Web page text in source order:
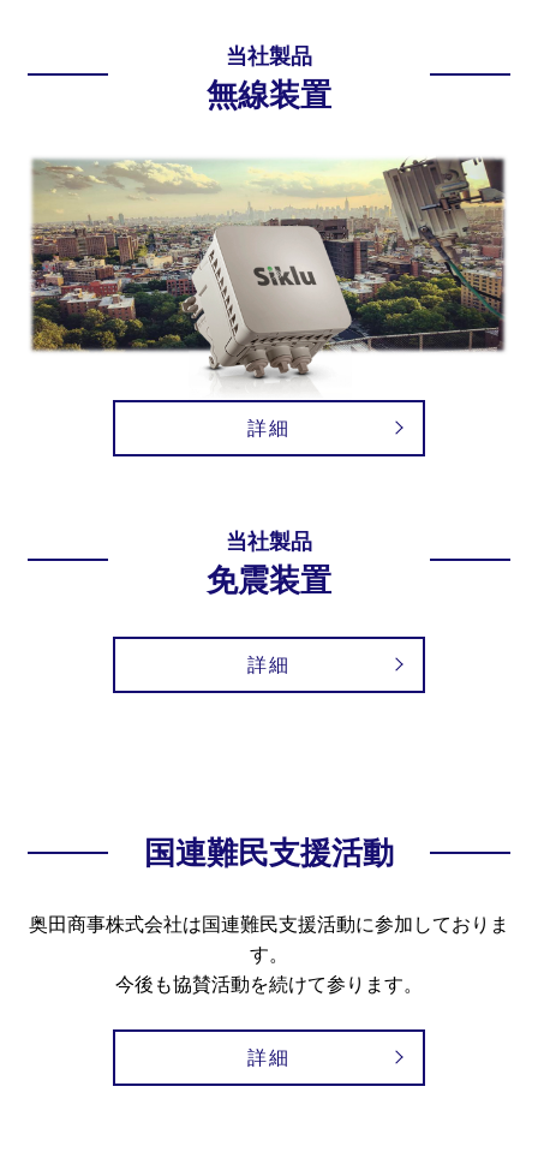
当社製品
無線装置
詳細
当社製品
免震装置
詳細
国連難民支援活動
奥田商事株式会社は国連難民支援活動に参加しておりま
す。
今後も協賛活動を続けて参ります。
詳細